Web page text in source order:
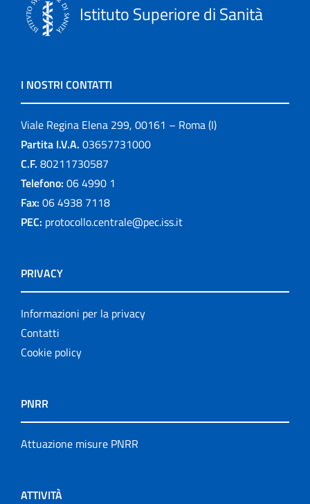
Istituto Superiore di Sanità
I NOSTRI CONTATTI
Viale Regina Elena 299, 00161 – Roma (I)
Partita I.V.A. 03657731000
C.F. 80211730587
Telefono: 06 4990 1
Fax: 06 4938 7118
PEC: protocollo.centrale@pec.iss.it
PRIVACY
Informazioni per la privacy
Contatti
Cookie policy
PNRR
Attuazione misure PNRR
ATTIVITÀ